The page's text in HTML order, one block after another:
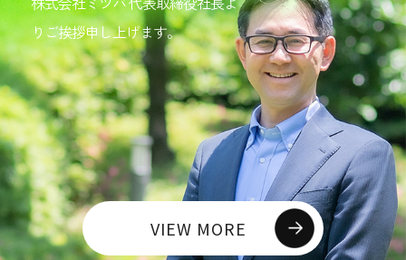
りご挨拶申し上げます。
VIEW MORE